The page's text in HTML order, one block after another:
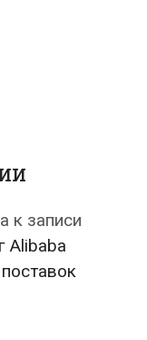
к записи
Alibaba